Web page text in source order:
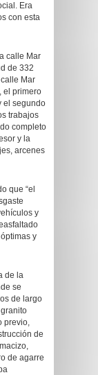
Era
con esta
calle Mar
de 332
Mar
el primero
el segundo
trabajos
completo
y la
arcenes
que “el
y
y
de la
se
de largo
previo,
de
de agarre